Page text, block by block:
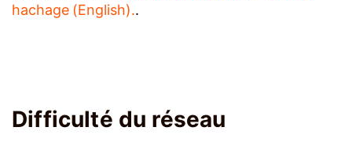
hachage (English)..
Difficulté du réseau